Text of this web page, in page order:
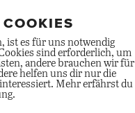
ist es für uns notwendig
sind erforderlich, um
andere brauchen wir für
helfen uns dir nur die
Mehr erfährst du